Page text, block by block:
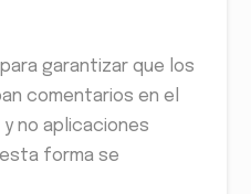
garantizar que los
comentarios en el
no aplicaciones
forma se